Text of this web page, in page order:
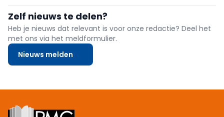
duurzame, schaalbare en betaalbare innovatie.
Zelf nieuws te delen?
Heb je nieuws dat relevant is voor onze redactie? Deel het
met ons via het meldformulier.
Nieuws melden
Footer